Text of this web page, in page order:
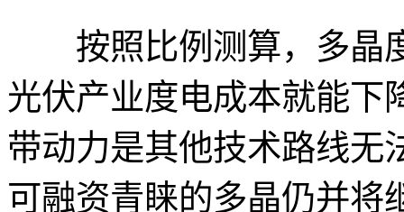
按照比例测算，多晶
光伏产业度电成本就能下
带动力是其他技术路线无
可融资青睐的多晶仍并将